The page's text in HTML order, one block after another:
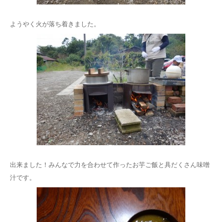
ようやく火が落ち着きました。
出来ました！みんなで力を合わせて作ったお芋ご飯と具だくさん味噌
汁です。